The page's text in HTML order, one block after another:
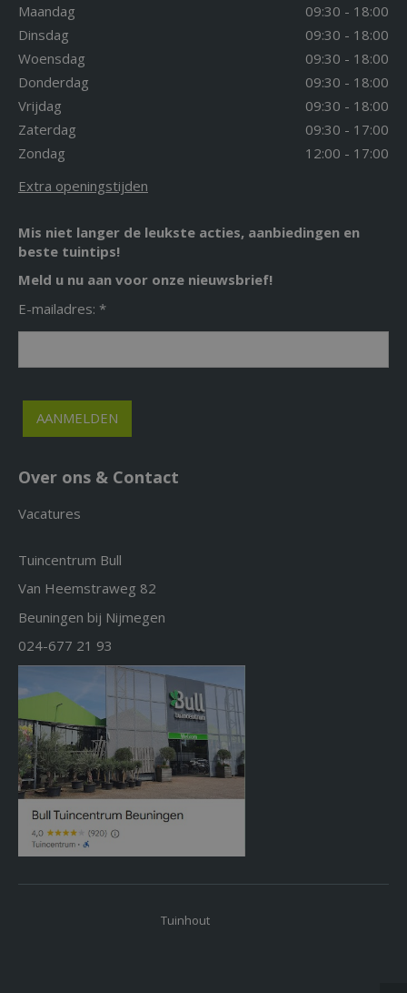
Maandag
09:30 - 18:00
Dinsdag
09:30 - 18:00
Woensdag
09:30 - 18:00
Donderdag
09:30 - 18:00
Vrijdag
09:30 - 18:00
Zaterdag
09:30 - 17:00
Zondag
12:00 - 17:00
Extra openingstijden
Mis niet langer de leukste acties, aanbiedingen en
beste tuintips!
Meld u nu aan voor onze nieuwsbrief!
E-mailadres: *
Over ons & Contact
Vacatures
Tuincentrum Bull
Van Heemstraweg 82
Beuningen bij Nijmegen
024-677 21 93
Tuinhout